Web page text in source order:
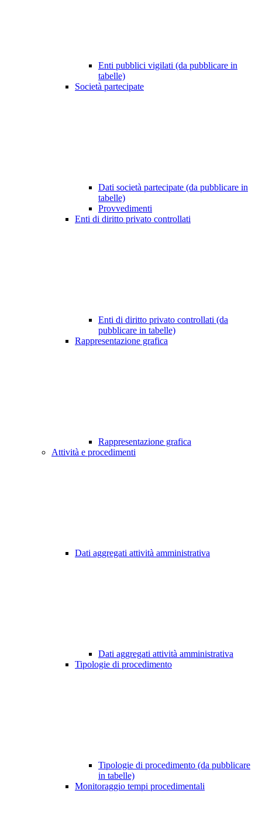
Enti pubblici vigilati (da pubblicare in
tabelle)
Società partecipate
Dati società partecipate (da pubblicare in
tabelle)
Provvedimenti
Enti di diritto privato controllati
Enti di diritto privato controllati (da
pubblicare in tabelle)
Rappresentazione grafica
Rappresentazione grafica
Attività e procedimenti
Dati aggregati attività amministrativa
Dati aggregati attività amministrativa
Tipologie di procedimento
Tipologie di procedimento (da pubblicare
in tabelle)
Monitoraggio tempi procedimentali